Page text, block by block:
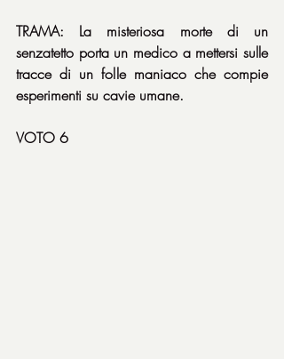
TRAMA: La misteriosa morte di un
senzatetto porta un medico a mettersi sulle
tracce di un folle maniaco che compie
esperimenti su cavie umane.
VOTO 6